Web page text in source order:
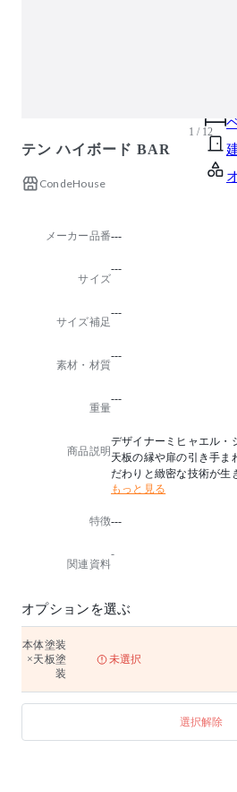
1 / 12
テン ハイボード BAR
CondeHouse
メーカー品番---
サイズ
---
サイズ補足
---
素材・材質
---
重量
---
商品説明
デザイナーミヒャエル・
天板の縁や扉の引き手ま
だわりと緻密な技術が生
えて無垢やカラーの天板
背面仕上げ
棚板(W471 H2mm)付き
本体に照明(LED)付き
※樹種・塗装表記は本体
。
もっと見る
特徴---
関連資料
-
オプションを選ぶ
本体塗装
×天板塗
装
未選択
選択解除